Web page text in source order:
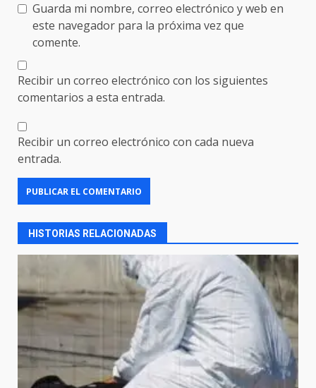
Guarda mi nombre, correo electrónico y web en
este navegador para la próxima vez que
comente.
Recibir un correo electrónico con los siguientes
comentarios a esta entrada.
Recibir un correo electrónico con cada nueva
entrada.
HISTORIAS RELACIONADAS